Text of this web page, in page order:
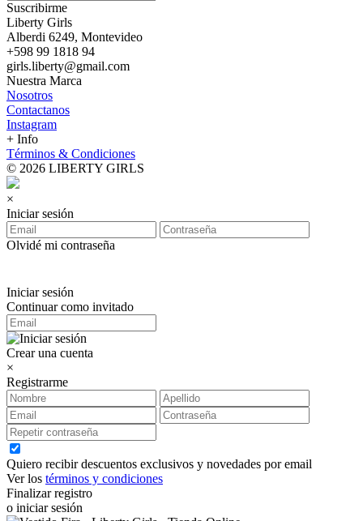
Suscribirme
Liberty Girls
Alberdi 6249, Montevideo
+598 99 1818 94
girls.liberty@gmail.com
Nuestra Marca
Nosotros
Contactanos
Instagram
+ Info
Términos & Condiciones
© 2026 LIBERTY GIRLS
×
Iniciar sesión
Olvidé mi contraseña
Iniciar sesión
Continuar como invitado
Crear una cuenta
×
Registrarme
Quiero recibir descuentos exclusivos y novedades por email
Ver los términos y condiciones
Finalizar registro
o iniciar sesión